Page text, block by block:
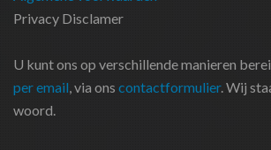
Privacy Disclamer
U kunt ons op verschillende manieren
per email, via ons contactformulier. Wij
woord.